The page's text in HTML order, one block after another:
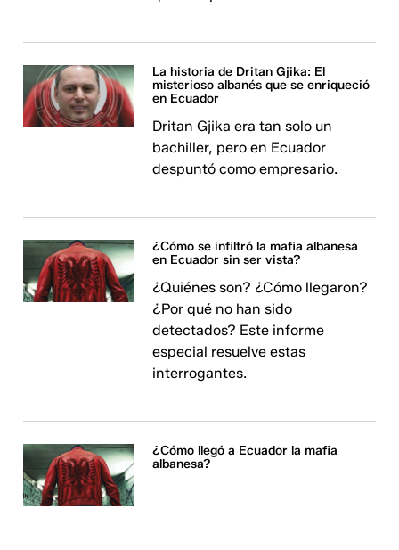
La historia de Dritan Gjika: El
misterioso albanés que se enriqueció
en Ecuador
Dritan Gjika era tan solo un
bachiller, pero en Ecuador
despuntó como empresario.
¿Cómo se infiltró la mafia albanesa
en Ecuador sin ser vista?
¿Quiénes son? ¿Cómo llegaron?
¿Por qué no han sido
detectados? Este informe
especial resuelve estas
interrogantes.
¿Cómo llegó a Ecuador la mafia
albanesa?